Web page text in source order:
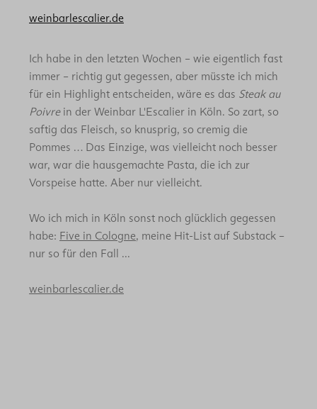
weinbarlescalier.de
Ich habe in den letzten Wochen – wie eigentlich fast
immer – richtig gut gegessen, aber müsste ich mich
für ein Highlight entscheiden, wäre es das Steak au
Poivrein der Weinbar L'Escalier in Köln. So zart, so
saftig das Fleisch, so knusprig, so cremig die
Pommes … Das Einzige, was vielleicht noch besser
war, war die hausgemachte Pasta, die ich zur
Vorspeise hatte. Aber nur vielleicht.
Wo ich mich in Köln sonst noch glücklich gegessen
habe: Five in Cologne, meine Hit-List auf Substack –
nur so für den Fall ...
weinbarlescalier.de